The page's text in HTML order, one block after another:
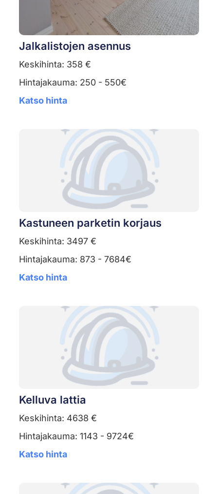
Jalkalistojen asennus
Keskihinta: 358 €
Hintajakauma: 250 - 550€
Katso hinta
Kastuneen parketin korjaus
Keskihinta: 3497 €
Hintajakauma: 873 - 7684€
Katso hinta
Kelluva lattia
Keskihinta: 4638 €
Hintajakauma: 1143 - 9724€
Katso hinta